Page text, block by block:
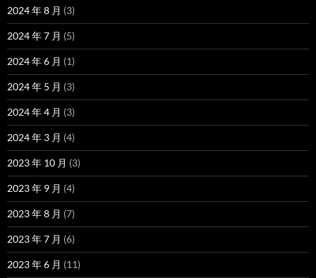
2024 年 8 月 (3)
2024 年 7 月 (5)
2024 年 6 月 (1)
2024 年 5 月 (3)
2024 年 4 月 (3)
2024 年 3 月 (4)
2023 年 10 月 (3)
2023 年 9 月 (4)
2023 年 8 月 (7)
2023 年 7 月 (6)
2023 年 6 月 (11)